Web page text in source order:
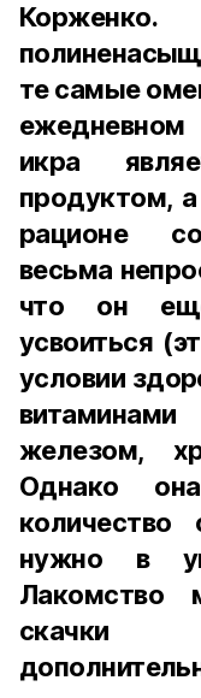
те самые
ежедневном
икра
продуктом,
рационе
весьма
что он
усвоиться
условии
железом,
Однако
нужно в
Лакомство
скачки